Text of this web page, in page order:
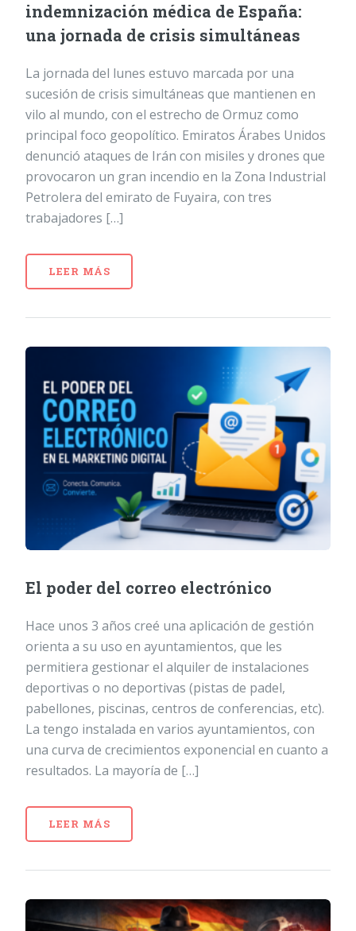
indemnización médica de España:
una jornada de crisis simultáneas
La jornada del lunes estuvo marcada por una
sucesión de crisis simultáneas que mantienen en
vilo al mundo, con el estrecho de Ormuz como
principal foco geopolítico. Emiratos Árabes Unidos
denunció ataques de Irán con misiles y drones que
provocaron un gran incendio en la Zona Industrial
Petrolera del emirato de Fuyaira, con tres
trabajadores […]
LEER MÁS
El poder del correo electrónico
Hace unos 3 años creé una aplicación de gestión
orienta a su uso en ayuntamientos, que les
permitiera gestionar el alquiler de instalaciones
deportivas o no deportivas (pistas de padel,
pabellones, piscinas, centros de conferencias, etc).
La tengo instalada en varios ayuntamientos, con
una curva de crecimientos exponencial en cuanto a
resultados. La mayoría de […]
LEER MÁS